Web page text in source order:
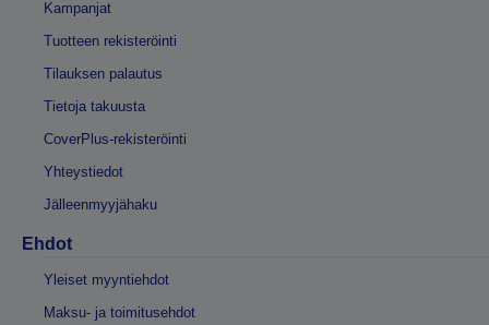
Kampanjat
Tuotteen rekisteröinti
Tilauksen palautus
Tietoja takuusta
CoverPlus-rekisteröinti
Yhteystiedot
Jälleenmyyjähaku
Ehdot
Yleiset myyntiehdot
Maksu- ja toimitusehdot